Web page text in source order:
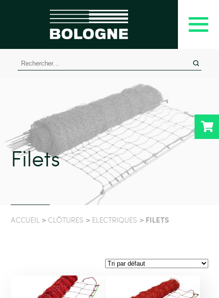
Rechercher :
Filets
ACCUEIL > CLÔTURES > ELECTRIQUES > FILETS